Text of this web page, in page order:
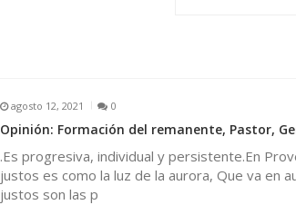
agosto 12, 2021 0
Opinión: Formación del remanente, Pastor,
.Es progresiva, individual y persistente.En
justos es como la luz de la aurora, Que va en
justos son las p